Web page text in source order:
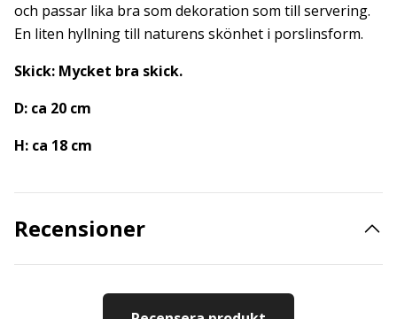
och passar lika bra som dekoration som till servering.
En liten hyllning till naturens skönhet i porslinsform.
Skick: Mycket bra skick.
D: ca 20 cm
H: ca 18 cm
Recensioner